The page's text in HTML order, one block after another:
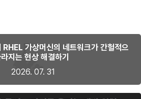
가상머신의 네트워크가 간헐적으
지는 현상 해결하기
2026. 07. 31